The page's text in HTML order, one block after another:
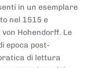
in un esemplare
nel 1515 e
Hohendorff. Le
epoca post-
di lettura